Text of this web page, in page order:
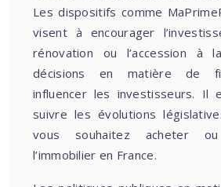
Les dispositifs comme
visent à encourager
rénovation ou l’accession à
décisions en matière de
influencer les investisseurs. Il
suivre les évolutions
vous souhaitez acheter
l’immobilier en France.